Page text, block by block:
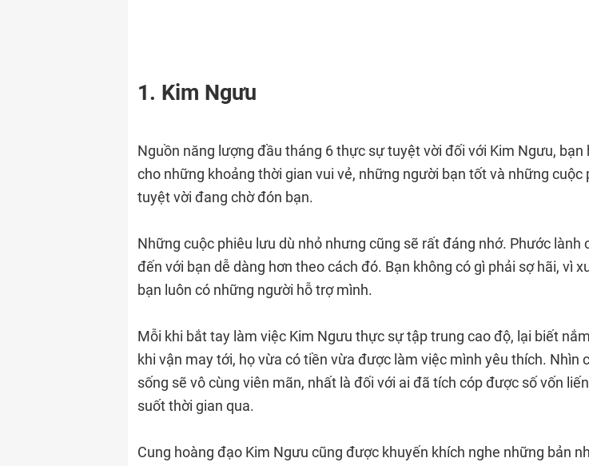
1. Kim Ngưu
Nguồn năng lượng đầu tháng 6 thực sự tuyệt vời đối với Kim Ngưu, bạn
cho những khoảng thời gian vui vẻ, những người bạn tốt và những cuộc
tuyệt vời đang chờ đón bạn.
Những cuộc phiêu lưu dù nhỏ nhưng cũng sẽ rất đáng nhớ. Phước lành
đến với bạn dễ dàng hơn theo cách đó. Bạn không có gì phải sợ hãi, vì
bạn luôn có những người hỗ trợ mình.
Mỗi khi bắt tay làm việc Kim Ngưu thực sự tập trung cao độ, lại biết
khi vận may tới, họ vừa có tiền vừa được làm việc mình yêu thích. Nhìn
sống sẽ vô cùng viên mãn, nhất là đối với ai đã tích cóp được số vốn
suốt thời gian qua.
Cung hoàng đạo Kim Ngưu cũng được khuyến khích nghe những bản